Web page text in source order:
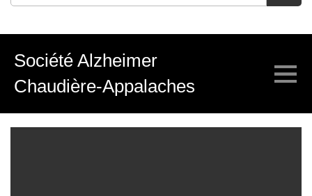
Société Alzheimer
Chaudière-Appalaches